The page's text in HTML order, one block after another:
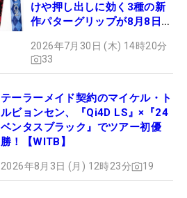
けや押し出しに効く3種の新
作パターグリップが8月8日デ
2026年7月30日 (木) 14時20分
33
テーラーメイド契約のマイケル・ト
ルビョンセン、『Qi4D LS』×『24
ベンタスブラック』でツアー初優
勝！【WITB】
2026年8月3日 (月) 12時23分 19